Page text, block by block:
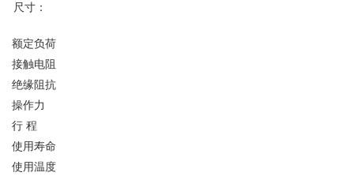
尺寸：
额定负荷
接触电阻
绝缘阻抗
操作力
行 程
使用寿命
使用温度